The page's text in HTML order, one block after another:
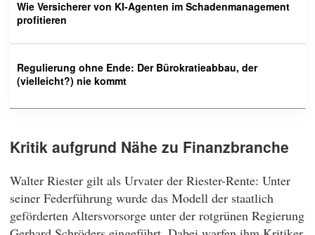
Wie Versicherer von KI-Agenten im Schadenmanagement
profitieren
Regulierung ohne Ende: Der Bürokratieabbau, der
(vielleicht?) nie kommt
Kritik aufgrund Nähe zu Finanzbranche
Walter Riester gilt als Urvater der Riester-Rente: Unter
seiner Federführung wurde das Modell der staatlich
geförderten Altersvorsorge unter der rotgrünen Regierung